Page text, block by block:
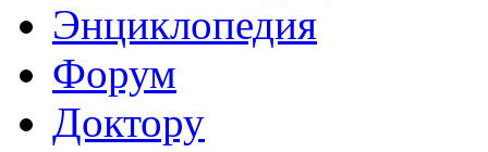
Энциклопедия
Форум
Доктору